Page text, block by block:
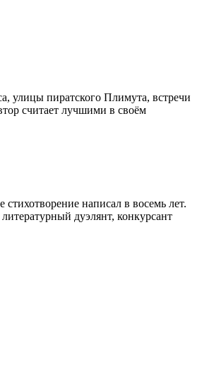
улицы пиратского Плимута, встречи
считает лучшими в своём
написал в восемь лет.
дуэлянт, конкурсант